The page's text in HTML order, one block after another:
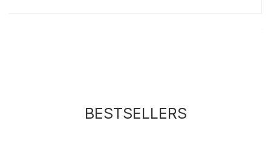
BESTSELLERS